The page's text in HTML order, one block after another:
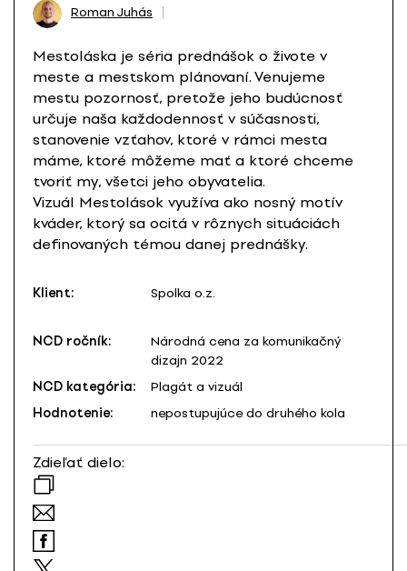
Roman Juhás
Mestoláska je séria prednášok o živote v
meste a mestskom plánovaní. Venujeme
mestu pozornosť, pretože jeho budúcnosť
určuje naša každodennosť v súčasnosti,
stanovenie vzťahov, ktoré v rámci mesta
máme, ktoré môžeme mať a ktoré chceme
tvoriť my, všetci jeho obyvatelia.
Vizuál Mestolások využíva ako nosný motív
kváder, ktorý sa ocitá v rôznych situáciách
definovaných témou danej prednášky.
Klient: Spolka o.z.
NCD ročník:
Národná cena za komunikačný
dizajn 2022
NCD kategória:
Plagát a vizuál
Hodnotenie:
nepostupujúce do druhého kola
Zdieľať dielo: